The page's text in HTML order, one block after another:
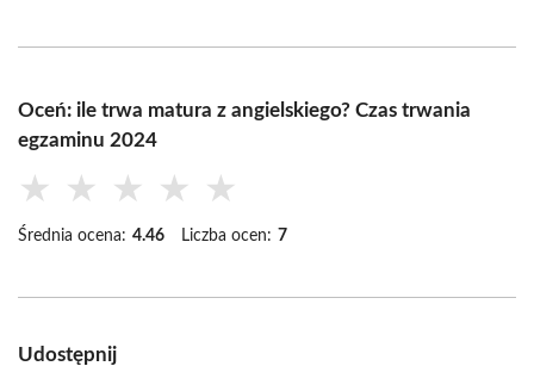
Oceń: ile trwa matura z angielskiego? Czas trwania
egzaminu 2024
★ ★ ★ ★ ★
Średnia ocena: 4.46 Liczba ocen: 7
Udostępnij